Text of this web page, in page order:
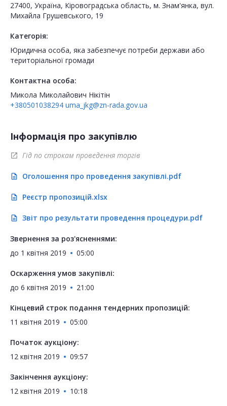
27400, Україна, Кіровоградська область, м. Знам'янка, вул.
Михайла Грушевського, 19
Категорія:
Юридична особа, яка забезпечує потреби держави або
територіальної громади
Контактна особа:
Микола Миколайович Нікітін
+380501038294 uma_jkg@zn-rada.gov.ua
Інформація про закупівлю
open_in_new Гід по строкам проведення торгів
description Оголошення про проведення закупівлі.pdf
description Реєстр пропозицій.xlsx
description Звіт про результати проведення процедури.pdf
Звернення за роз'ясненнями:
до 1 квітня 2019 05:00
Оскарження умов закупівлі:
до 6 квітня 2019 21:00
Кінцевий строк подання тендерних пропозицій:
11 квітня 2019
05:00
Початок аукціону:
12 квітня 2019
09:57
Закінчення аукціону:
12 квітня 2019
10:18